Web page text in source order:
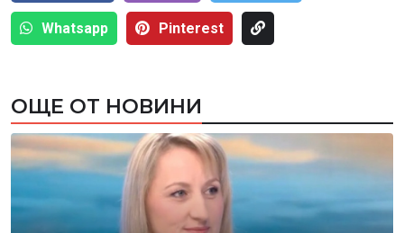
Whatsapp Pinterest
ОЩЕ ОТ НОВИНИ